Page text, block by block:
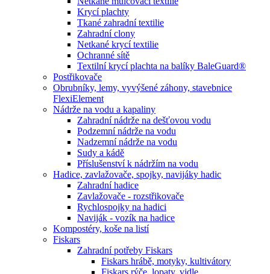
Krycí plachty
Tkané zahradní textilie
Zahradní clony
Netkané krycí textilie
Ochranné sítě
Textilní krycí plachta na balíky BaleGuard®
Postřikovače
Obrubníky, lemy, vyvýšené záhony, stavebnice
FlexiElement
Nádrže na vodu a kapaliny
Zahradní nádrže na dešťovou vodu
Podzemní nádrže na vodu
Nadzemní nádrže na vodu
Sudy a kádě
Příslušenství k nádržím na vodu
Hadice, zavlažovače, spojky, navijáky hadic
Zahradní hadice
Zavlažovače - rozstřikovače
Rychlospojky na hadici
Naviják - vozík na hadice
Kompostéry, koše na listí
Fiskars
Zahradní potřeby Fiskars
Fiskars hrábě, motyky, kultivátory
Fiskars rýče, lopaty, vidle